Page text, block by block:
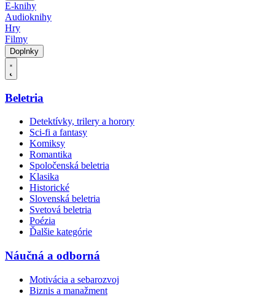
E-knihy
Audioknihy
Hry
Filmy
Doplnky
Beletria
Detektívky, trilery a horory
Sci-fi a fantasy
Komiksy
Romantika
Spoločenská beletria
Klasika
Historické
Slovenská beletria
Svetová beletria
Poézia
Ďalšie kategórie
Náučná a odborná
Motivácia a sebarozvoj
Biznis a manažment